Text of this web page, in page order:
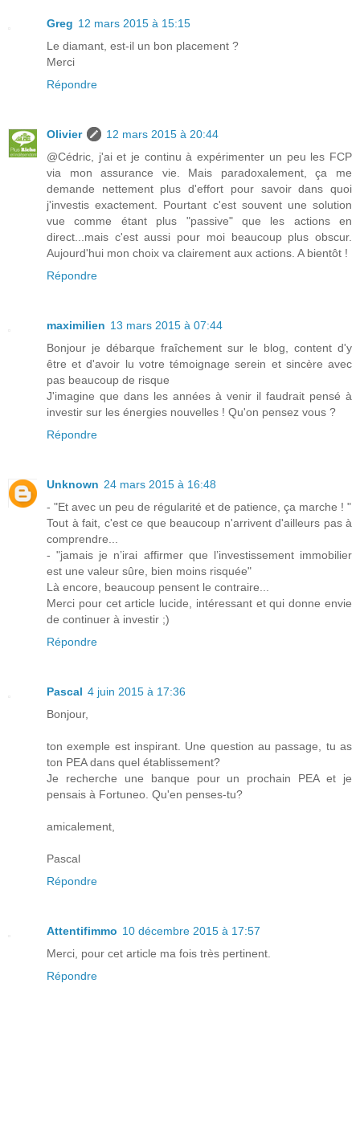
Greg 12 mars 2015 à 15:15
Le diamant, est-il un bon placement ?
Merci
Répondre
Olivier
12 mars 2015 à 20:44
@Cédric, j'ai et je continu à expérimenter un peu les FCP
via mon assurance vie. Mais paradoxalement, ça me
demande nettement plus d'effort pour savoir dans quoi
j'investis exactement. Pourtant c'est souvent une solution
vue comme étant plus "passive" que les actions en
direct...mais c'est aussi pour moi beaucoup plus obscur.
Aujourd'hui mon choix va clairement aux actions. A bientôt !
Répondre
maximilien 13 mars 2015 à 07:44
Bonjour je débarque fraîchement sur le blog, content d'y
être et d'avoir lu votre témoignage serein et sincère avec
pas beaucoup de risque
J'imagine que dans les années à venir il faudrait pensé à
investir sur les énergies nouvelles ! Qu'on pensez vous ?
Répondre
Unknown 24 mars 2015 à 16:48
- "Et avec un peu de régularité et de patience, ça marche ! "
Tout à fait, c'est ce que beaucoup n'arrivent d'ailleurs pas à
comprendre...
- "jamais je n’irai affirmer que l’investissement immobilier
est une valeur sûre, bien moins risquée"
Là encore, beaucoup pensent le contraire...
Merci pour cet article lucide, intéressant et qui donne envie
de continuer à investir ;)
Répondre
Pascal 4 juin 2015 à 17:36
Bonjour,
ton exemple est inspirant. Une question au passage, tu as
ton PEA dans quel établissement?
Je recherche une banque pour un prochain PEA et je
pensais à Fortuneo. Qu'en penses-tu?
amicalement,
Pascal
Répondre
Attentifimmo 10 décembre 2015 à 17:57
Merci, pour cet article ma fois très pertinent.
Répondre